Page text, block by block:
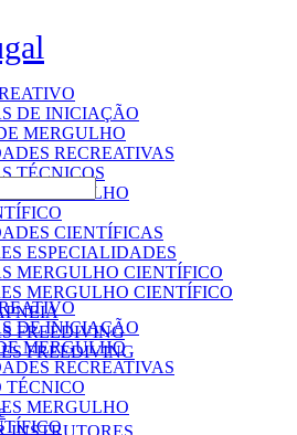
DE INICIAÇÃO
MERGULHO
RECREATIVAS
TÉCNICOS
MERGULHO
CIENTÍFICAS
ESPECIALIDADES
MERGULHO CIENTÍFICO
MERGULHO CIENTÍFICO
FREEDIVING
FREEDIVING
INSTRUTORES
DE INICIAÇÃO
MERGULHO
RECREATIVAS
TÉCNICO
MERGULHO